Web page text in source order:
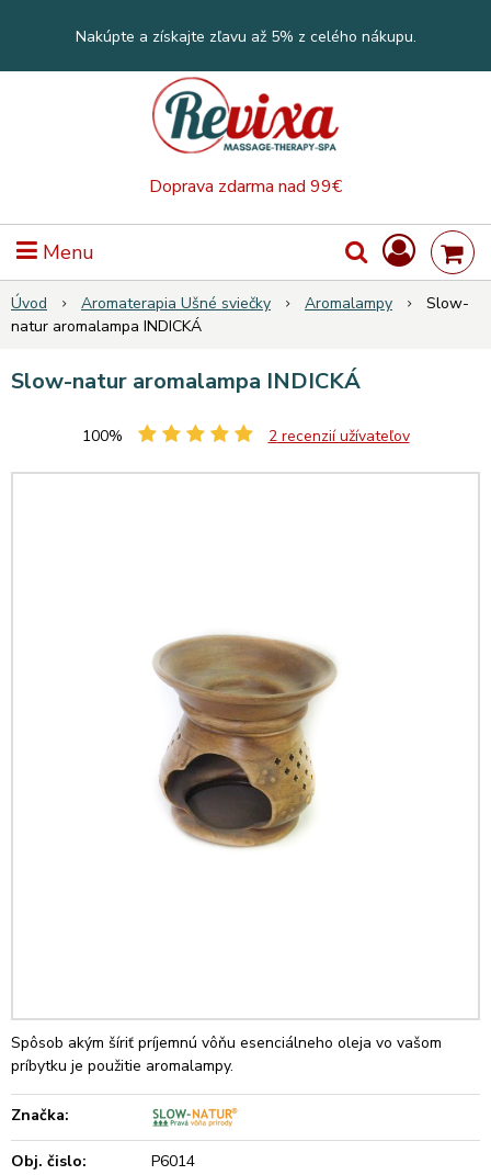
Doprava zdarma nad 99€
Nakúpte a získajte zľavu až 5% z celého nákupu.
Menu
Úvod Aromaterapia Ušné sviečky Aromalampy
Slow-
natur aromalampa INDICKÁ
Slow-natur aromalampa INDICKÁ
100% 2recenzií užívateľov
Spôsob akým šíriť príjemnú vôňu esenciálneho oleja vo vašom
príbytku je použitie aromalampy.
Značka:
Obj. čislo: P6014